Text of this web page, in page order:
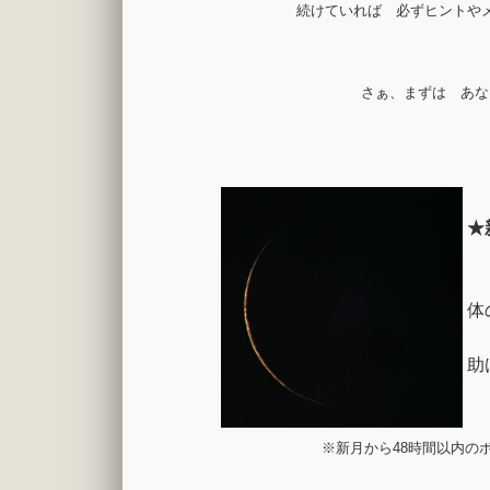
続けていれば 必ずヒントや
さぁ、まずは あな
★
体
助
※新月から48時間以内の